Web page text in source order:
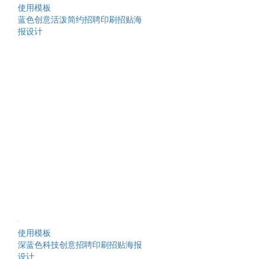
使用模板
蓝色创意活泼简约招聘印刷招贴海
报设计
使用模板
深蓝色科技创意招聘印刷招贴海报
设计